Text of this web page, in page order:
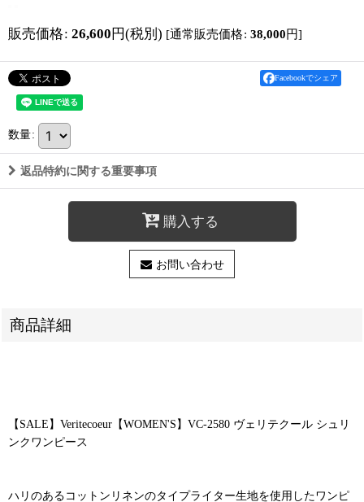
販売価格: 26,600 円(税別) [通常販売価格: 38,000円]
Facebookでシェア
数量:
返品特約に関する重要事項
購入する
お問い合わせ
商品詳細
【SALE】Veritecoeur【WOMEN'S】VC-2580 ヴェリテクール シュリ
ンクワンピース
ハリのあるコットンリネンのタイプライター生地を使用したワンピ